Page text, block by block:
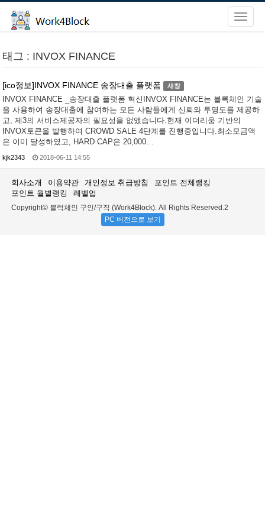
태그 : INVOX FINANCE
[ico정보]INVOX FINANCE 송장대출 플랫폼 새창
INVOX FINANCE _송장대출 플랫폼 혁신INVOX FINANCE는 블록체인 기술
을 사용하여 송장대출에 참여하는 모든 사람들에게 신뢰와 투명도를 제공하
고, 제3의 서비스제공자의 필요성을 없앴습니다.현재 이더리움 기반의
INVOX토큰을 발행하여 CROWD SALE 4단계를 진행중입니다.최소모금액
은 이미 달성하였고, HARD CAP은 20,000…
kjk2343 2018-06-11 14:55
회사소개 이용약관 개인정보 취급방침
포인트 전체랭킹
포인트 월별랭킹
레벨업
Copyright© 블럭체인 구인/구직 (Work4Block). All Rights Reserved.2
PC 버전으로 보기